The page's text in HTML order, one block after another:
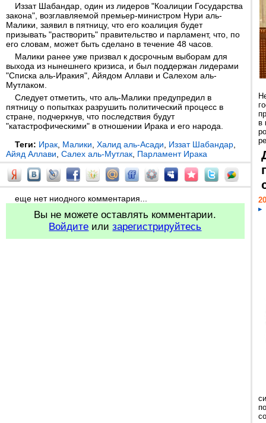
Иззат Шабандар, один из лидеров "Коалиции Государства
закона", возглавляемой премьер-министром Нури аль-
Малики, заявил в пятницу, что его коалиция будет
призывать "растворить" правительство и парламент, что, по
его словам, может быть сделано в течение 48 часов.
Малики ранее уже призвал к досрочным выборам для
выхода из нынешнего кризиса, и был поддержан лидерами
"Списка аль-Иракия", Айядом Аллави и Салехом аль-
Мутлаком.
Следует отметить, что аль-Малики предупредил в
пятницу о попытках разрушить политический процесс в
стране, подчеркнув, что последствия будут
"катастрофическими" в отношении Ирака и его народа.
Теги: Ирак Малики Халид аль-Асади Иззат Шабандар
Айяд Аллави Салех аль-Мутлак Парламент Ирака
еще нет ниодного комментария...
Вы не можете оставлять комментарии.
Войдите илизарегистрируйтесь
в